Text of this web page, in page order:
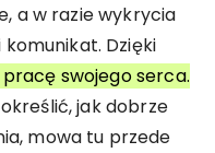
a w razie wykrycia
Dzięki
swojego serca.
jak dobrze
mowa tu przede